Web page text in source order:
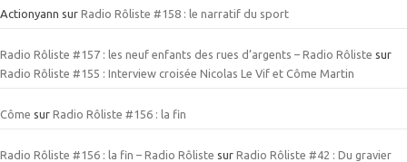
Actionyann sur Radio Rôliste #158 : le narratif du sport
Radio Rôliste #157 : les neuf enfants des rues d’argents – Radio Rôliste sur
Radio Rôliste #155 : Interview croisée Nicolas Le Vif et Côme Martin
Côme sur Radio Rôliste #156 : la fin
Radio Rôliste #156 : la fin – Radio Rôliste sur Radio Rôliste #42 : Du gravier